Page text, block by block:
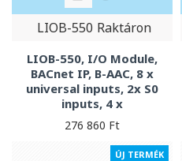
LIOB-550 Raktáron
LIOB-550, I/O Module,
BACnet IP, B-AAC, 8 x
universal inputs, 2x S0
inputs, 4 x
276 860 Ft
ÚJ TERMÉK